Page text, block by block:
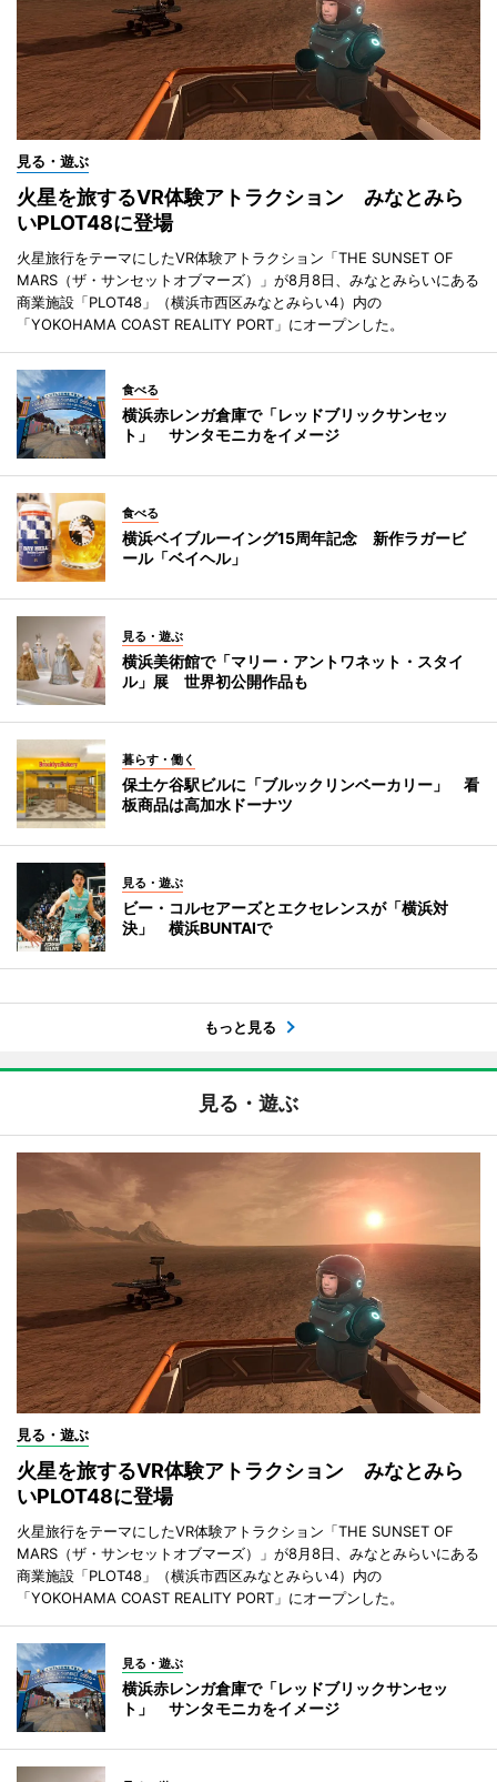
見る・遊ぶ
火星を旅するVR体験アトラクション みなとみら
いPLOT48に登場
火星旅行をテーマにしたVR体験アトラクション「THE SUNSET OF
MARS（ザ・サンセットオブマーズ）」が8月8日、みなとみらいにある
商業施設「PLOT48」（横浜市西区みなとみらい4）内の
「YOKOHAMA COAST REALITY PORT」にオープンした。
食べる
横浜赤レンガ倉庫で「レッドブリックサンセッ
ト」 サンタモニカをイメージ
食べる
横浜ベイブルーイング15周年記念 新作ラガービ
ール「ベイヘル」
見る・遊ぶ
横浜美術館で「マリー・アントワネット・スタイ
ル」展 世界初公開作品も
暮らす・働く
保土ケ谷駅ビルに「ブルックリンベーカリー」 看
板商品は高加水ドーナツ
見る・遊ぶ
ビー・コルセアーズとエクセレンスが「横浜対
決」 横浜BUNTAIで
もっと見る
見る・遊ぶ
見る・遊ぶ
火星を旅するVR体験アトラクション みなとみら
いPLOT48に登場
火星旅行をテーマにしたVR体験アトラクション「THE SUNSET OF
MARS（ザ・サンセットオブマーズ）」が8月8日、みなとみらいにある
商業施設「PLOT48」（横浜市西区みなとみらい4）内の
「YOKOHAMA COAST REALITY PORT」にオープンした。
見る・遊ぶ
横浜赤レンガ倉庫で「レッドブリックサンセッ
ト」 サンタモニカをイメージ